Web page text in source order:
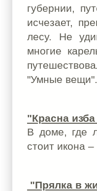
губернии,
исчезает,
лесу. Не
многие
"Умные вещи".
"Красна
В доме, где
стоит икона
"Прялка в